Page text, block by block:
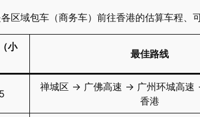
各区域包车（商务车）前往香港的估算车程、
小
最佳路线
禅城区 → 广佛高速 → 广州环城高
香港